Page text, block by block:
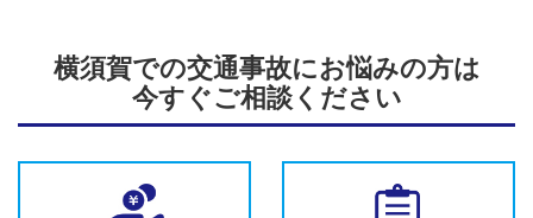
横須賀での交通事故にお悩みの方は
今すぐご相談ください